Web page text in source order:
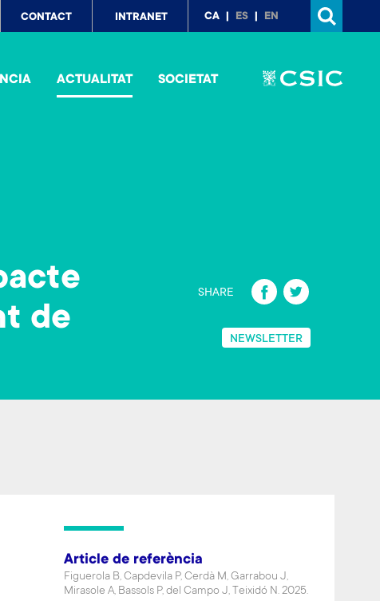
TopCONTACT INTRANET CA ES EN
ACTUALITAT SOCIETAT
de
SHARE
Fa
b
NEWSLETTER
Article de referència
Figuerola B, Capdevila P, Cerdà M, Garrabou J,
Mirasole A, Bassols P, del Campo J, Teixidó N. 2025.